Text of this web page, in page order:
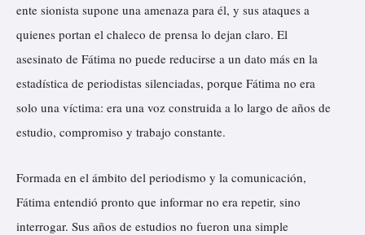
ente sionista supone una amenaza para él, y sus ataques a
quienes portan el chaleco de prensa lo dejan claro. El
asesinato de Fátima no puede reducirse a un dato más en la
estadística de periodistas silenciadas, porque Fátima no era
solo una víctima: era una voz construida a lo largo de años de
estudio, compromiso y trabajo constante.
Formada en el ámbito del periodismo y la comunicación,
Fátima entendió pronto que informar no era repetir, sino
interrogar. Sus años de estudios no fueron una simple